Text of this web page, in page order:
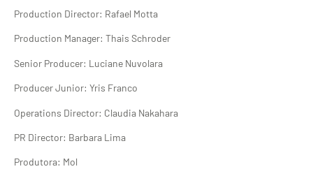
Production Director: Rafael Motta
Production Manager: Thais Schroder
Senior Producer: Luciane Nuvolara
Producer Junior: Yris Franco
Operations Director: Claudia Nakahara
PR Director: Barbara Lima
Produtora: Mol